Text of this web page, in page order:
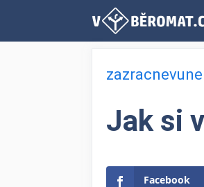
Jak si
Facebook